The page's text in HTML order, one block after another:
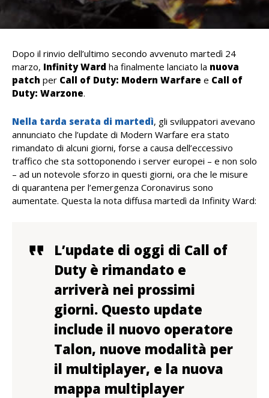
Dopo il rinvio dell’ultimo secondo avvenuto martedì 24
marzo, Infinity Ward ha finalmente lanciato la nuova
patch per Call of Duty: Modern Warfare e Call of
Duty: Warzone.
Nella tarda serata di martedì, gli sviluppatori avevano
annunciato che l’update di Modern Warfare era stato
rimandato di alcuni giorni, forse a causa dell’eccessivo
traffico che sta sottoponendo i server europei – e non solo
– ad un notevole sforzo in questi giorni, ora che le misure
di quarantena per l’emergenza Coronavirus sono
aumentate. Questa la nota diffusa martedì da Infinity Ward:
L’update di oggi di Call of
Duty è rimandato e
arriverà nei prossimi
giorni. Questo update
include il nuovo operatore
Talon, nuove modalità per
il multiplayer, e la nuova
mappa multiplayer